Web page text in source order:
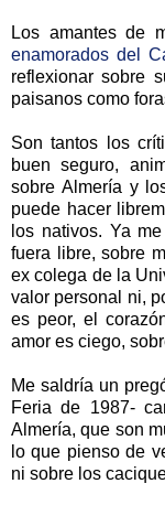
Los amantes de
enamorados del
reflexionar sobre
paisanos como
Son tantos los
buen seguro,
sobre Almería y
puede hacer
los nativos. Ya
fuera libre, sobre
ex colega de la
valor personal ni,
es peor, el
amor es ciego,
Me saldría un
Feria de 1987-
Almería, que son
lo que pienso de
ni sobre los